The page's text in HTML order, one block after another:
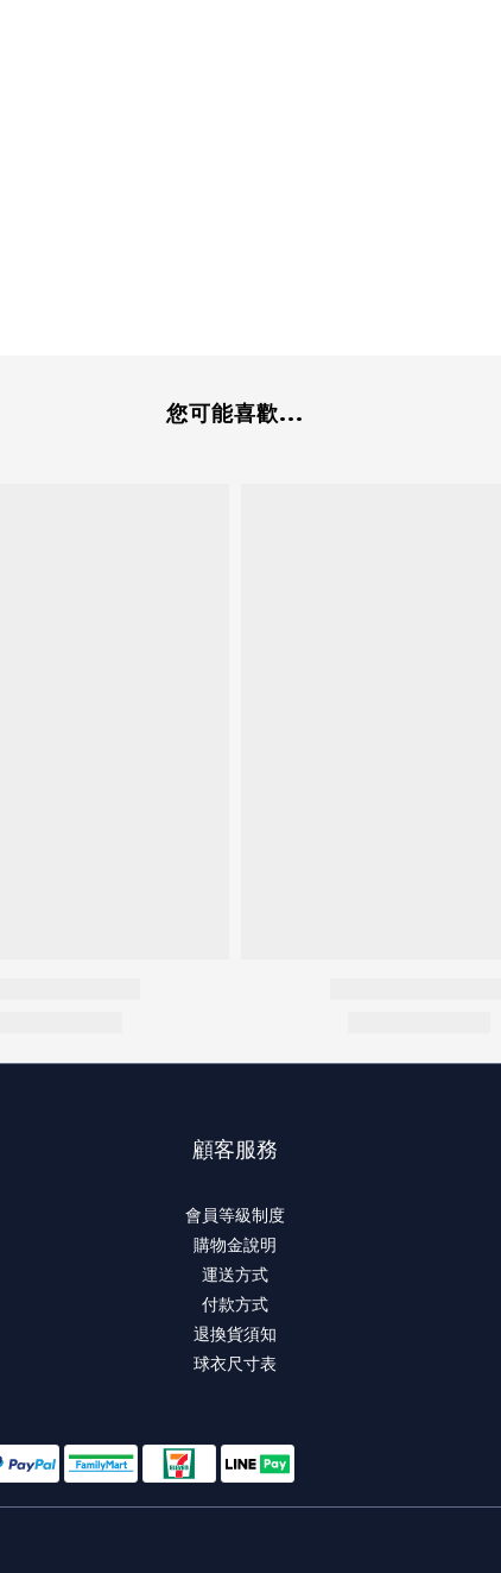
您可能喜歡...
顧客服務
會員等級制度
購物金說明
運送方式
付款方式
退換貨須知
球衣尺寸表